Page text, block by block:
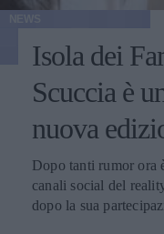
Isola dei
Scuccia è
nuova
Dopo tanti rumor ora
canali social del
dopo la sua